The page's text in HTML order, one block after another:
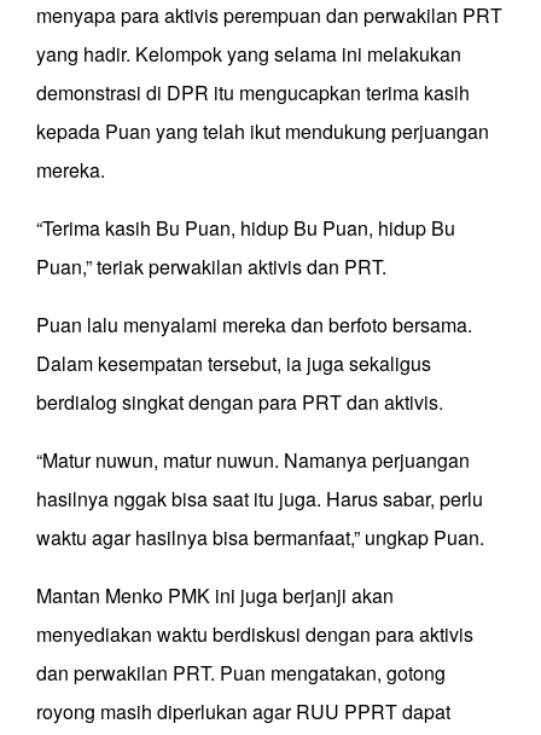
menyapa para aktivis perempuan dan perwakilan PRT
yang hadir. Kelompok yang selama ini melakukan
demonstrasi di DPR itu mengucapkan terima kasih
kepada Puan yang telah ikut mendukung perjuangan
mereka.
“Terima kasih Bu Puan, hidup Bu Puan, hidup Bu
Puan,” teriak perwakilan aktivis dan PRT.
Puan lalu menyalami mereka dan berfoto bersama.
Dalam kesempatan tersebut, ia juga sekaligus
berdialog singkat dengan para PRT dan aktivis.
“Matur nuwun, matur nuwun. Namanya perjuangan
hasilnya nggak bisa saat itu juga. Harus sabar, perlu
waktu agar hasilnya bisa bermanfaat,” ungkap Puan.
Mantan Menko PMK ini juga berjanji akan
menyediakan waktu berdiskusi dengan para aktivis
dan perwakilan PRT. Puan mengatakan, gotong
royong masih diperlukan agar RUU PPRT dapat